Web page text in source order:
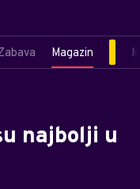
Magazin
najbolji u